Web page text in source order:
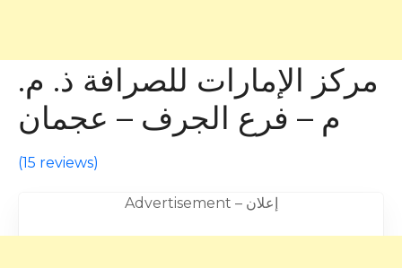
مركز الإمارات للصرافة ذ. م.
م – فرع الجرف – عجمان
(15 reviews)
Advertisement – إعلان